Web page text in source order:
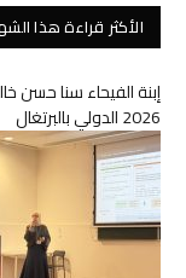
الأكثر قراءة هذا
2026 الدولي بالبرتغال